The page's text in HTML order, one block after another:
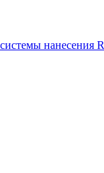
нанесения